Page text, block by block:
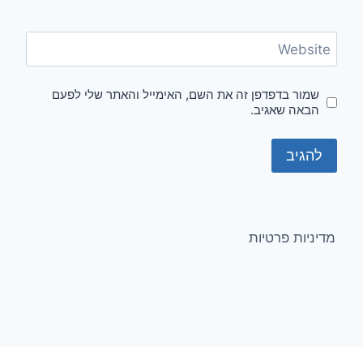
Website
שמור בדפדפן זה את השם, האימייל והאתר שלי לפעם
הבאה שאגיב.
מדיניות פרטיות